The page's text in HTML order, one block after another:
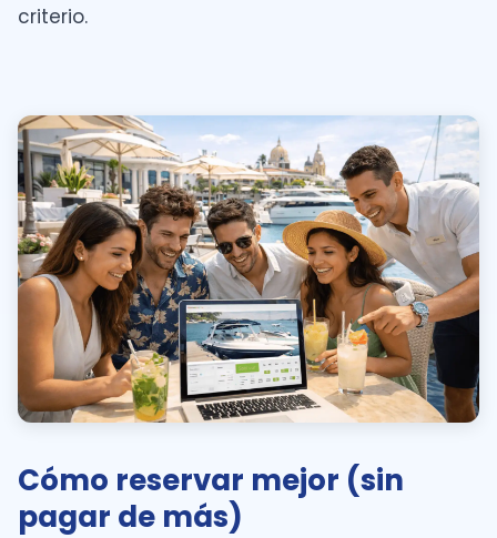
criterio.
Cómo reservar mejor (sin
pagar de más)